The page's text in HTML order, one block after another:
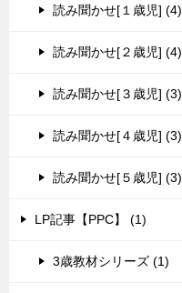
読み聞かせ[１歳児] (4)
読み聞かせ[２歳児] (4)
読み聞かせ[３歳児] (3)
読み聞かせ[４歳児] (3)
読み聞かせ[５歳児] (3)
LP記事【PPC】 (1)
3歳教材シリーズ (1)